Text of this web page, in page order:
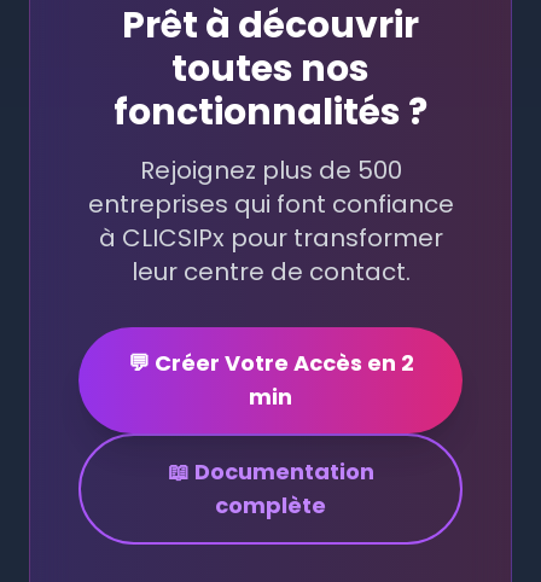
Prêt à découvrir
toutes nos
fonctionnalités ?
Rejoignez plus de 500
entreprises qui font confiance
à CLICSIPx pour transformer
leur centre de contact.
💬 Créer Votre Accès en 2
min
📖 Documentation
complète